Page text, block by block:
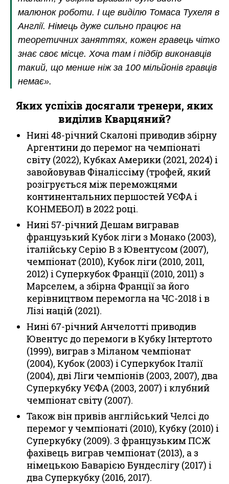
малюнок роботи. І ще виділю Томаса Тухеля в
Англії. Німець дуже сильно працює на
теоретичних заняттях, кожен гравець чітко
знає своє місце. Хоча там і підбір виконавців
такий, що менше ніж за 100 мільйонів гравців
немає».
Яких успіхів досягали тренери, яких
виділив Кварцяний?
Нині 48-річний Скалоні приводив збірну
Аргентини до перемог на чемпіонаті
світу (2022), Кубках Америки (2021, 2024) і
завойовував Фіналіссіму (трофей, який
розігрується між переможцями
континентальних першостей УЄФА і
КОНМЕБОЛ) в 2022 році.
Нині 57-річний Дешам вигравав
французький Кубок ліги з Монако (2003),
італійську Серію В з Ювентусом (2007),
чемпіонат (2010), Кубок ліги (2010, 2011,
2012) і Суперкубок Франції (2010, 2011) з
Марселем, а збірна Франції за його
керівництвом перемогла на ЧС-2018 і в
Лізі націй (2021).
Нині 67-річний Анчелотті приводив
Ювентус до перемоги в Кубку Інтертото
(1999), виграв з Міланом чемпіонат
(2004), Кубок (2003) і Суперкубок Італії
(2004), дві Ліги чемпіонів (2003, 2007), два
Суперкубку УЄФА (2003, 2007) і клубний
чемпіонат світу (2007).
Також він привів англійський Челсі до
перемог у чемпіонаті (2010), Кубку (2010) і
Суперкубку (2009). З французьким ПСЖ
фахівець виграв чемпіонат (2013), а з
німецькою Баварією Бундеслігу (2017) і
два Суперкубку (2016, 2017).